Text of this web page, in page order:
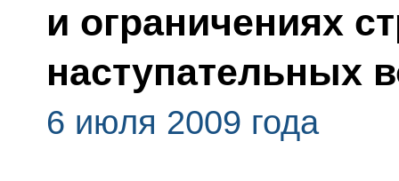
и ограничениях
наступательных
6 июля 2009 года